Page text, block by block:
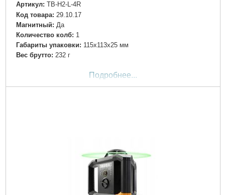
Артикул: TB-H2-L-4R
Код товара: 29.10.17
Магнитный: Да
Количество колб: 1
Габариты упаковки: 115x113x25 мм
Вес брутто: 232 г
Подробнее...